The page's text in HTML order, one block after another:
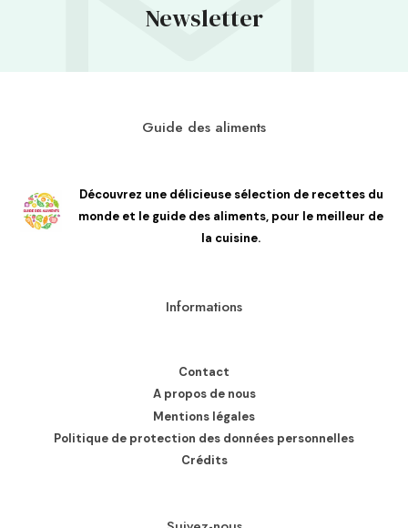
Newsletter
Guide des aliments
Découvrez une délicieuse sélection de recettes du
monde et le guide des aliments, pour le meilleur de
la cuisine.
Informations
Contact
A propos de nous
Mentions légales
Politique de protection des données personnelles
Crédits